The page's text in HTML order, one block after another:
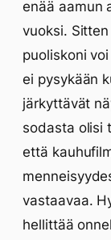
enää aamun
vuoksi.
puoliskoni
ei pysykään
järkyttävät
sodasta olisi
että
vastaavaa.
hellittää